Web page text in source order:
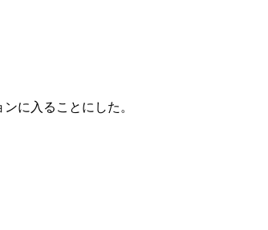
に入ることにした。